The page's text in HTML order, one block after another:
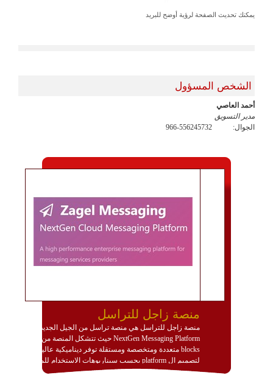
يمكنك تحديث الصفحة لرؤية أوضح للبريد
الشخص المسؤول
أحمد العاصي
مدير التسويق
الجوال:
966-556245732
منصة زاجل للتراسل
منصة زاجل للتراسل هي منصة تراسل من الجيل الجديد
NextGen Messaging Platform حيث تتشكل المنصة من
blocks متعددة ومتخصصة ومستقلة توفر ديناميكية عالية
لتصميم ال platform بحسب سيناريوهات الاستخدام للمنصة
وتتوافق مع النشر والاستثمار ضمن بيئة استضافة dedicated